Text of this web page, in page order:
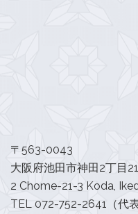
〒563-0043
大阪府池田市神田2丁目
2 Chome-21-3 Koda,
TEL 072-752-2641（代